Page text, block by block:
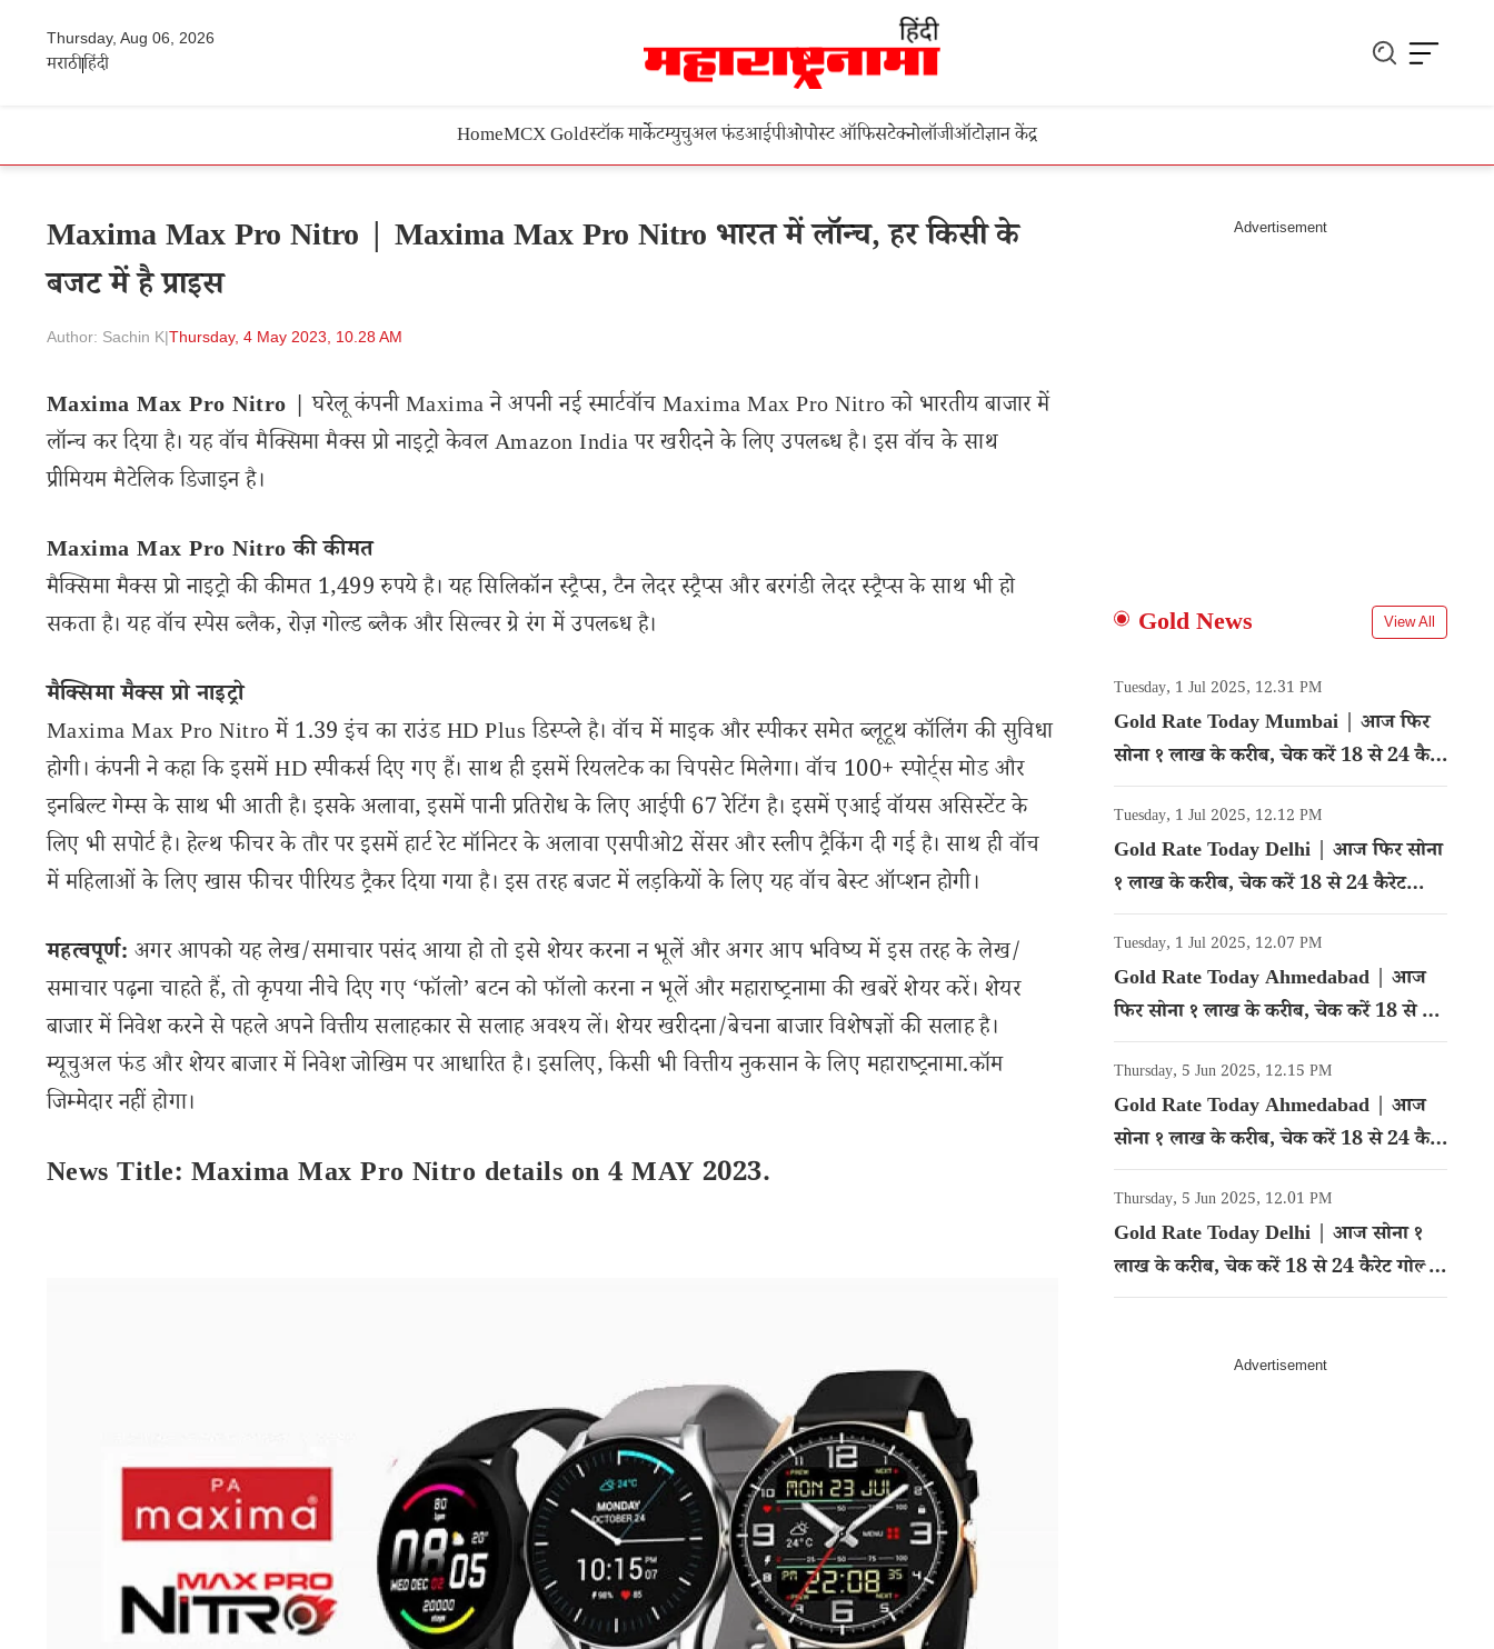
Thursday, Aug 06, 2026
मराठीहिंदी
HomeMCX Goldस्टॉक मार्केटम्युचुअल फंडआईपीओपोस्ट ऑफिसटेक्नोलॉजीऑटोज्ञान केंद्र
Maxima Max Pro Nitro | Maxima Max Pro Nitro भारत में लॉन्च, हर किसी के
बजट में है प्राइस
Author: Sachin K|Thursday, 4 May 2023, 10.28 AM
Maxima Max Pro Nitro | घरेलू कंपनी Maxima ने अपनी नई स्मार्टवॉच Maxima Max Pro Nitro को भारतीय बाजार में
लॉन्च कर दिया है। यह वॉच मैक्सिमा मैक्स प्रो नाइट्रो केवल Amazon India पर खरीदने के लिए उपलब्ध है। इस वॉच के साथ
प्रीमियम मैटेलिक डिजाइन है।
Maxima Max Pro Nitro की कीमत
मैक्सिमा मैक्स प्रो नाइट्रो की कीमत 1,499 रुपये है। यह सिलिकॉन स्ट्रैप्स, टैन लेदर स्ट्रैप्स और बरगंडी लेदर स्ट्रैप्स के साथ भी हो
सकता है। यह वॉच स्पेस ब्लैक, रोज़ गोल्ड ब्लैक और सिल्वर ग्रे रंग में उपलब्ध है।
मैक्सिमा मैक्स प्रो नाइट्रो
Maxima Max Pro Nitro में 1.39 इंच का राउंड HD Plus डिस्प्ले है। वॉच में माइक और स्पीकर समेत ब्लूटूथ कॉलिंग की सुविधा
होगी। कंपनी ने कहा कि इसमें HD स्पीकर्स दिए गए हैं। साथ ही इसमें रियलटेक का चिपसेट मिलेगा। वॉच 100+ स्पोर्ट्स मोड और
इनबिल्ट गेम्स के साथ भी आती है। इसके अलावा, इसमें पानी प्रतिरोध के लिए आईपी 67 रेटिंग है। इसमें एआई वॉयस असिस्टेंट के
लिए भी सपोर्ट है। हेल्थ फीचर के तौर पर इसमें हार्ट रेट मॉनिटर के अलावा एसपीओ2 सेंसर और स्लीप ट्रैकिंग दी गई है। साथ ही वॉच
में महिलाओं के लिए खास फीचर पीरियड ट्रैकर दिया गया है। इस तरह बजट में लड़कियों के लिए यह वॉच बेस्ट ऑप्शन होगी।
महत्वपूर्ण: अगर आपको यह लेख/समाचार पसंद आया हो तो इसे शेयर करना न भूलें और अगर आप भविष्य में इस तरह के लेख/
समाचार पढ़ना चाहते हैं, तो कृपया नीचे दिए गए ‘फॉलो’ बटन को फॉलो करना न भूलें और महाराष्ट्रनामा की खबरें शेयर करें। शेयर
बाजार में निवेश करने से पहले अपने वित्तीय सलाहकार से सलाह अवश्य लें। शेयर खरीदना/बेचना बाजार विशेषज्ञों की सलाह है।
म्यूचुअल फंड और शेयर बाजार में निवेश जोखिम पर आधारित है। इसलिए, किसी भी वित्तीय नुकसान के लिए महाराष्ट्रनामा.कॉम
जिम्मेदार नहीं होगा।
News Title: Maxima Max Pro Nitro details on 4 MAY 2023.
Gold News View All
Tuesday, 1 Jul 2025, 12.31 PM
Gold Rate Today Mumbai | आज फिर
सोना १ लाख के करीब, चेक करें 18 से 24 कैरेट
गोल्ड का रेट
Tuesday, 1 Jul 2025, 12.12 PM
Gold Rate Today Delhi | आज फिर सोना
१ लाख के करीब, चेक करें 18 से 24 कैरेट
गोल्ड का रेट
Tuesday, 1 Jul 2025, 12.07 PM
Gold Rate Today Ahmedabad | आज
फिर सोना १ लाख के करीब, चेक करें 18 से 24
कैरेट गोल्ड का रेट
Thursday, 5 Jun 2025, 12.15 PM
Gold Rate Today Ahmedabad | आज
सोना १ लाख के करीब, चेक करें 18 से 24 कैरेट
गोल्ड का रेट
Thursday, 5 Jun 2025, 12.01 PM
Gold Rate Today Delhi | आज सोना १
लाख के करीब, चेक करें 18 से 24 कैरेट गोल्ड
का रेट